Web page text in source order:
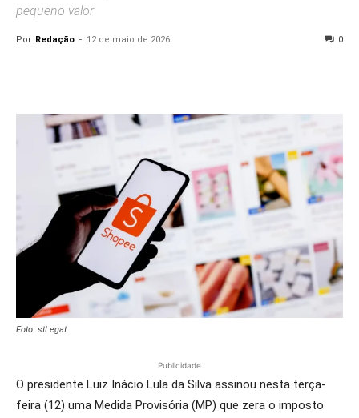
pequeno valor
Por Redação - 12 de maio de 2026 0
Foto: stLegat
Publicidade
O presidente Luiz Inácio Lula da Silva assinou nesta terça-
feira (12) uma Medida Provisória (MP) que zera o imposto